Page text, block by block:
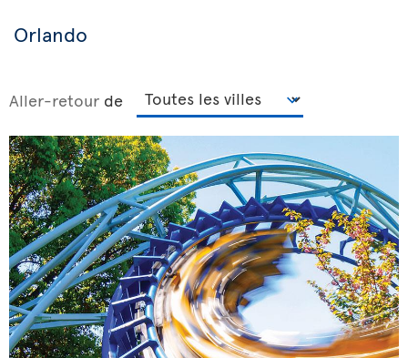
Orlando
Aller-retour de